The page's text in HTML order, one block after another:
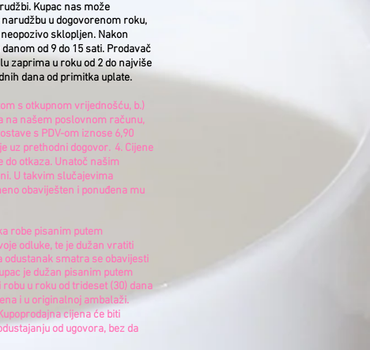
Kupac nas može
u dogovorenom roku,
sklopljen. Nakon
od 9 do 15 sati. Prodavač
zaprima u roku od 2 do najviše
dana od primitka uplate.
s otkupnom vrijednošću, b.)
na našem poslovnom računu,
s PDV-om iznose 6,90
uz prethodni dogovor. ​ 4. Cijene
do otkaza. Unatoč našim
U takvim slučajevima
obaviješten i ponuđena mu
robe pisanim putem
odluke, te je dužan vratiti
odustanak smatra se obavijesti
je dužan pisanim putem
robu u roku od trideset (30) dana
i u originalnoj ambalaži.
cijena će biti
od ugovora, bez da